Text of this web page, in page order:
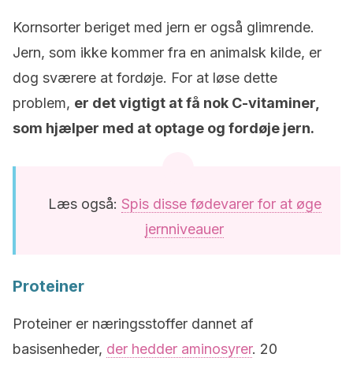
Kornsorter beriget med jern er også glimrende.
Jern, som ikke kommer fra en animalsk kilde, er
dog sværere at fordøje. For at løse dette
problem, er det vigtigt at få nok C-vitaminer,
som hjælper med at optage og fordøje jern.
Læs også: Spis disse fødevarer for at øge
jernniveauer
Proteiner
Proteiner er næringsstoffer dannet af
basisenheder, der hedder aminosyrer. 20